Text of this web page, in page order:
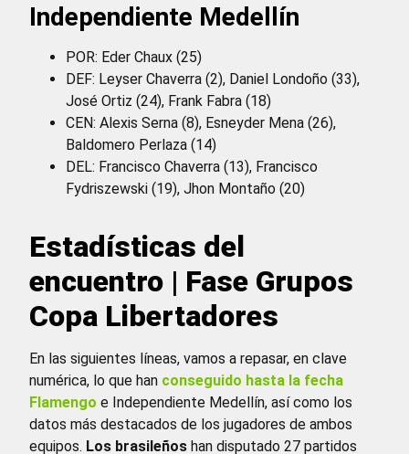
Independiente Medellín
POR: Eder Chaux (25)
DEF: Leyser Chaverra (2), Daniel Londoño (33),
José Ortiz (24), Frank Fabra (18)
CEN: Alexis Serna (8), Esneyder Mena (26),
Baldomero Perlaza (14)
DEL: Francisco Chaverra (13), Francisco
Fydriszewski (19), Jhon Montaño (20)
Estadísticas del
encuentro | Fase Grupos
Copa Libertadores
En las siguientes líneas, vamos a repasar, en clave
numérica, lo que han conseguido hasta la fecha
Flamengo e Independiente Medellín, así como los
datos más destacados de los jugadores de ambos
equipos. Los brasileños han disputado 27 partidos